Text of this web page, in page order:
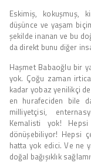
Eskimiş, kokuşmuş,
düşünce ve yaşam
şekilde inanan ve bu
da direkt bunu diğer
Haşmet Babaoğlu bir
yok. Çoğu zaman
kadar yobaz yenilikçi
en hurafeciden bile
milliyetçisi,
Kemalisti yok!
dönüşebiliyor! Hepsi
hatta yok edici. Ve ne
doğal bağışıklık